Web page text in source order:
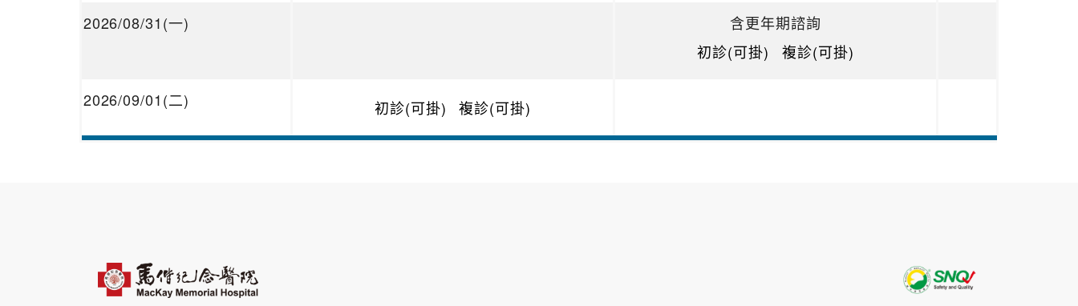
2026/08/31(一)
含更年期諮詢
初診(可掛)
複診(可掛)
2026/09/01(二) 初診(可掛) 複診(可掛)